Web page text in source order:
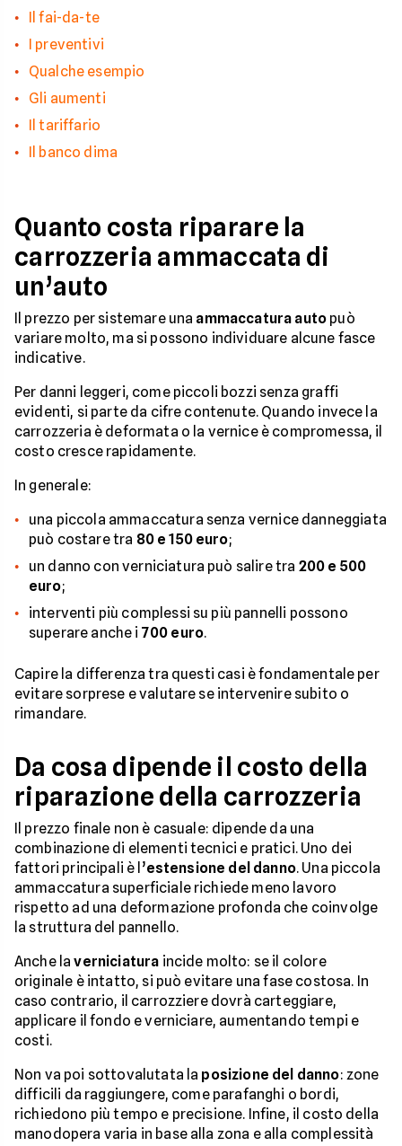
Il fai-da-te
I preventivi
Qualche esempio
Gli aumenti
Il tariffario
Il banco dima
Quanto costa riparare la
carrozzeria ammaccata di
un’auto
Il prezzo per sistemare una ammaccatura auto può
variare molto, ma si possono individuare alcune fasce
indicative.
Per danni leggeri, come piccoli bozzi senza graffi
evidenti, si parte da cifre contenute. Quando invece la
carrozzeria è deformata o la vernice è compromessa, il
costo cresce rapidamente.
In generale:
una piccola ammaccatura senza vernice danneggiata
può costare tra 80 e 150 euro;
un danno con verniciatura può salire tra 200 e 500
euro;
interventi più complessi su più pannelli possono
superare anche i 700 euro.
Capire la differenza tra questi casi è fondamentale per
evitare sorprese e valutare se intervenire subito o
rimandare.
Da cosa dipende il costo della
riparazione della carrozzeria
Il prezzo finale non è casuale: dipende da una
combinazione di elementi tecnici e pratici. Uno dei
fattori principali è l’estensione del danno. Una piccola
ammaccatura superficiale richiede meno lavoro
rispetto ad una deformazione profonda che coinvolge
la struttura del pannello.
Anche laverniciatura incide molto: se il colore
originale è intatto, si può evitare una fase costosa. In
caso contrario, il carrozziere dovrà carteggiare,
applicare il fondo e verniciare, aumentando tempi e
costi.
Non va poi sottovalutata la posizione del danno: zone
difficili da raggiungere, come parafanghi o bordi,
richiedono più tempo e precisione. Infine, il costo della
manodopera varia in base alla zona e alla complessità